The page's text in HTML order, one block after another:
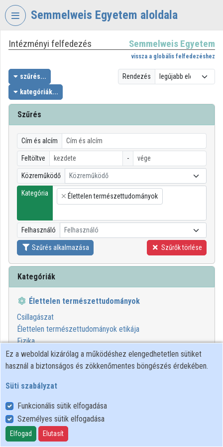
Fejléc kihagyása
Semmelweis Egyetem aloldala
VIDEOTORIUM
SEMMELWEIS
EGYETEM
Intézményi kezdőlap
Bejelentkezés
Intézményi felfedezés
Kategóriák
Intézményi listák
Közreműködők
Intézményi felfedezés Semmelweis Egyetem
vissza a globális felfedezéshez
szűrés...
kategóriák...
Rendezés
Szűrés
Cím és alcím
Feltöltve -
Közreműködő Közreműködő
Kategória
×
Élettelen természettudományok
Felhasználó Felhasználó
Szűrés alkalmazása Szűrők törlése
Kategóriák
Élettelen természettudományok
Csillagászat
Élettelen természettudományok etikája
Fizika
Kémia
Matematika
00:43:56
Ez a weboldal kizárólag a működéshez elengedhetetlen sütiket
használ a biztonságos és zökkenőmentes böngészés érdekében.
Süti szabályzat
Funkcionális sütik elfogadása
Személyes sütik elfogadása
Elfogad Elutasít